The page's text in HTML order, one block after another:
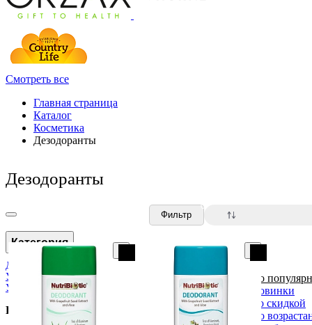
Смотреть все
Главная страница
Каталог
Косметика
Дезодоранты
Дезодоранты
Категория
Дезодоранты
Уход за лицом
Уход за телом
Розничная цена
Фильтр
0
По
Новинки
Со скидкой
По